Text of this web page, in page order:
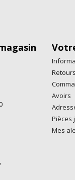
Avoirs
Pièces
Mes